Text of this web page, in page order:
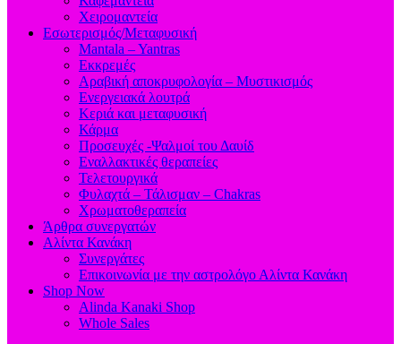
Χειρομαντεία
Εσωτερισμός/Μεταφυσική
Mantala – Yantras
Εκκρεμές
Αραβική αποκρυφολογία – Μυστικισμός
Ενεργειακά λουτρά
Κεριά και μεταφυσική
Κάρμα
Προσευχές -Ψαλμοί του Δαυίδ
Εναλλακτικές θεραπείες
Τελετουργικά
Φυλαχτά – Τάλισμαν – Chakras
Χρωματοθεραπεία
Άρθρα συνεργατών
Αλίντα Κανάκη
Συνεργάτες
Επικοινωνία με την αστρολόγο Αλίντα Κανάκη
Shop Now
Alinda Kanaki Shop
Whole Sales